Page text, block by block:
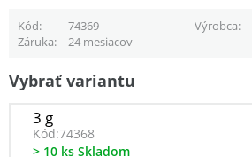
Kód 74369 Výrobca
Záruka
24 mesiacov
Vybrať variantu
3 g
Kód:74368
> 10 ks Skladom